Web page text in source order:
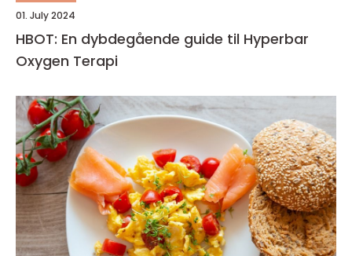
01. July 2024
HBOT: En dybdegående guide til Hyperbar
Oxygen Terapi